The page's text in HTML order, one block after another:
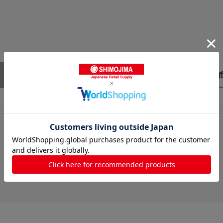
レビューはありません。